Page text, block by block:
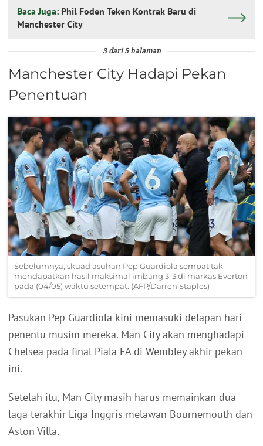
Baca Juga: Phil Foden Teken Kontrak Baru di
Manchester City
3 dari 5 halaman
Manchester City Hadapi Pekan
Penentuan
Sebelumnya, skuad asuhan Pep Guardiola sempat tak
mendapatkan hasil maksimal imbang 3-3 di markas Everton
pada (04/05) waktu setempat. (AFP/Darren Staples)
Pasukan Pep Guardiola kini memasuki delapan hari
penentu musim mereka. Man City akan menghadapi
Chelsea pada final Piala FA di Wembley akhir pekan
ini.
Setelah itu, Man City masih harus memainkan dua
laga terakhir Liga Inggris melawan Bournemouth dan
Aston Villa.